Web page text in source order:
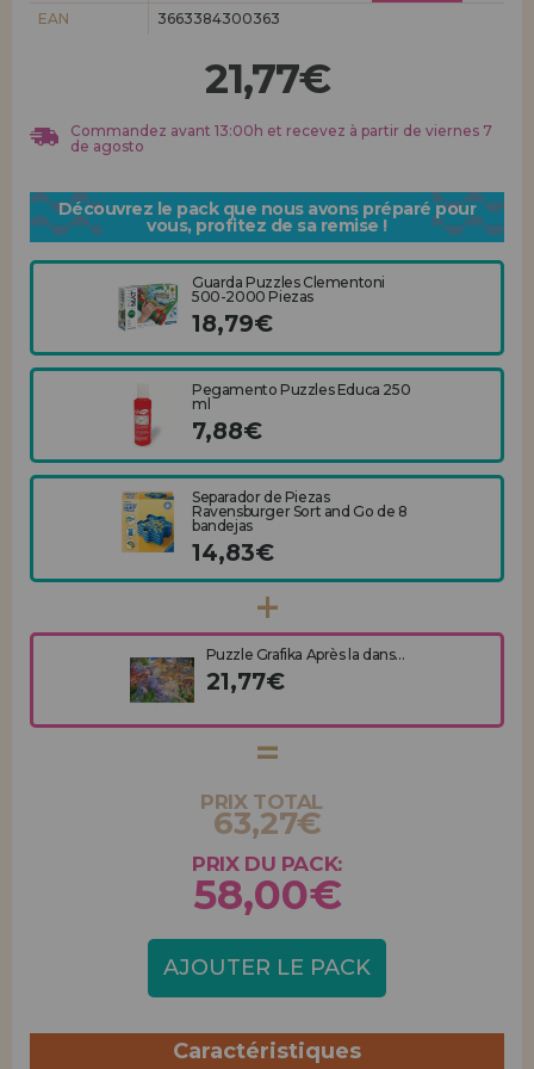
Allez-y! Nous vous attendions.
ENREGISTREMENT DISTRIBUTEUR
EAN
3663384300363
21,77€
Commandez avant 13:00h et recevez à partir de viernes 7
de agosto
Découvrez le pack que nous avons préparé pour
vous, profitez de sa remise !
Guarda Puzzles Clementoni
500-2000 Piezas
18,79€
Pegamento Puzzles Educa 250
ml
7,88€
Separador de Piezas
Ravensburger Sort and Go de 8
bandejas
14,83€
Puzzle Grafika Après la dans...
21,77€
PRIX TOTAL
63,27€
PRIX DU PACK:
58,00€
AJOUTER LE PACK
Caractéristiques